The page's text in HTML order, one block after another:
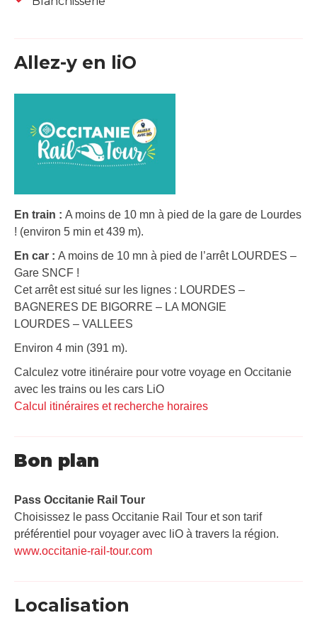
Allez-y en liO
En train : A moins de 10 mn à pied de la gare de Lourdes
! (environ 5 min et 439 m).
En car : A moins de 10 mn à pied de l’arrêt LOURDES –
Gare SNCF !
Cet arrêt est situé sur les lignes : LOURDES –
BAGNERES DE BIGORRE – LA MONGIE
LOURDES – VALLEES
Environ 4 min (391 m).
Calculez votre itinéraire pour votre voyage en Occitanie
avec les trains ou les cars LiO
Calcul itinéraires et recherche horaires
Bon plan
Pass Occitanie Rail Tour​
Choisissez le pass Occitanie Rail Tour et son tarif
préférentiel pour voyager avec liO à travers la région.
www.occitanie-rail-tour.com
Localisation